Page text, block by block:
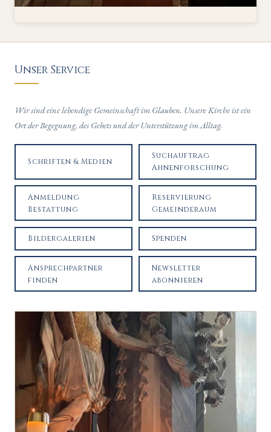
Unser Service
Wir sind eine lebendige Gemeinschaft im Glauben. Unsere Kirche ist ein
Ort der Begegnung, des Gebets und der Unterstützung im Alltag.
Schriften & Medien
Suchauftrag
Ahnenforschung
Anmeldung
Bestattung
Reservierung
Gemeinderaum
Bildergalerien Spenden
Ansprechpartner
finden
Newsletter
abonnieren